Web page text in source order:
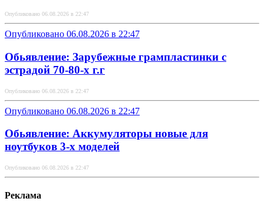
Опубликовано 06.08.2026 в 22:47
Опубликовано 06.08.2026 в 22:47
Обьявление: Зарубежные грампластинки с
эстрадой 70-80-х г.г
Опубликовано 06.08.2026 в 22:47
Опубликовано 06.08.2026 в 22:47
Обьявление: Аккумуляторы новые для
ноутбуков 3-х моделей
Опубликовано 06.08.2026 в 22:47
Реклама